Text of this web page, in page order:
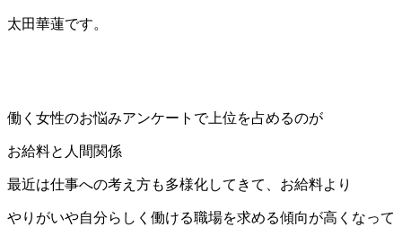
太田華蓮です。
働く女性のお悩みアンケートで上位を占めるのが
お給料と人間関係
最近は仕事への考え方も多様化してきて、お給料より
やりがいや自分らしく働ける職場を求める傾向が高くなって